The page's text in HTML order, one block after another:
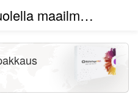
Etnisyydet eri puolella maailmaa (beta)